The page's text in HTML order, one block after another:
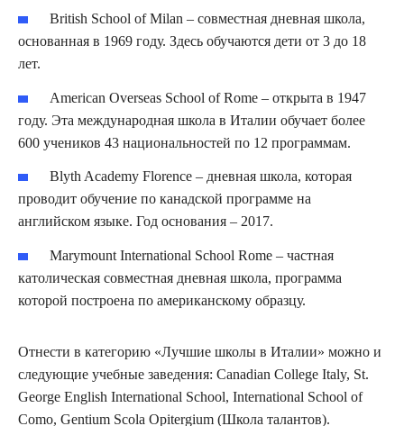
British School of Milan – совместная дневная школа,
основанная в 1969 году. Здесь обучаются дети от 3 до 18
лет.
American Overseas School of Rome – открыта в 1947
году. Эта международная школа в Италии обучает более
600 учеников 43 национальностей по 12 программам.
Blyth Academy Florence – дневная школа, которая
проводит обучение по канадской программе на
английском языке. Год основания – 2017.
Marymount International School Rome – частная
католическая совместная дневная школа, программа
которой построена по американскому образцу.
Отнести в категорию «Лучшие школы в Италии» можно и
следующие учебные заведения: Canadian College Italy, St.
George English International School, International School of
Como, Gentium Scola Opitergium (Школа талантов).